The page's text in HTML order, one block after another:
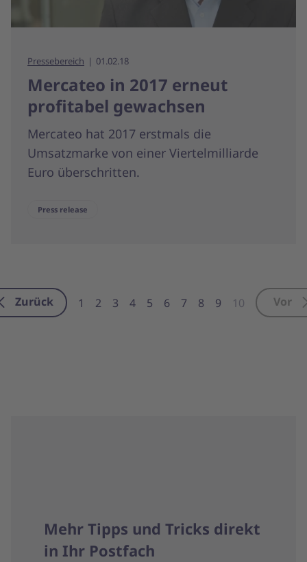
Zurück 1 2 3 4 5 6 7 8 9 10 Vor
Pressebereich 01.02.18
Mercateo in 2017 erneut
profitabel gewachsen
Mercateo hat 2017 erstmals die
Umsatzmarke von einer Viertelmilliarde
Euro überschritten.
Press release
Mehr Tipps und Tricks direkt
in Ihr Postfach